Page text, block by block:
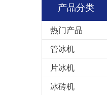
产品分类
热门产品
管冰机
片冰机
冰砖机